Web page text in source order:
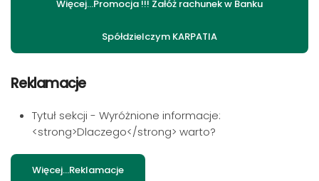
Więcej…Promocja !!! Załóż rachunek w Banku
Spółdzielczym KARPATIA
Reklamacje
Tytuł sekcji - Wyróżnione informacje:
<strong>Dlaczego</strong> warto?
Więcej…Reklamacje